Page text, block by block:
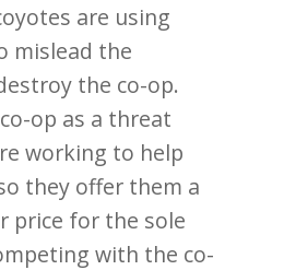
are using
mislead the
the co-op.
op as a threat
working to help
they offer them a
price for the sole
with the co-